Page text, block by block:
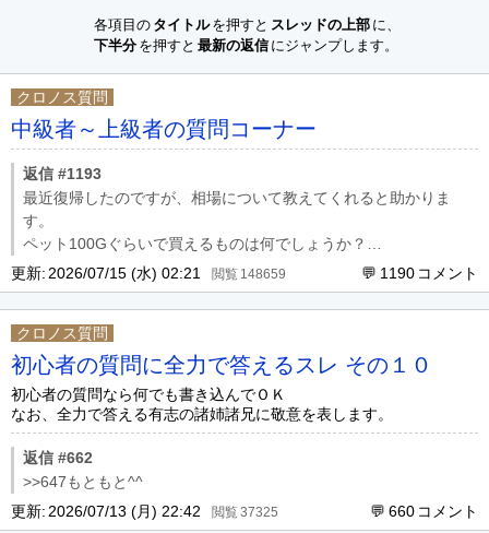
各項目の タイトル を押すと スレッドの上部 に、
下半分 を押すと 最新の返信 にジャンプします。
クロノス質問
中級者～上級者の質問コーナー
返信 #1193
最近復帰したのですが、相場について教えてくれると助かりま
す。
ペット100Gぐらいで買えるものは何でしょうか？
+15太陽神ハンマー
よろしくお願いします。
更新: 2026/07/15 (水) 02:21 148659 1190
クロノス質問
初心者の質問に全力で答えるスレ その１０
初心者の質問なら何でも書き込んでＯＫ
なお、全力で答える有志の諸姉諸兄に敬意を表します。
返信 #662
>>647もともと^^
更新: 2026/07/13 (月) 22:42 37325 660